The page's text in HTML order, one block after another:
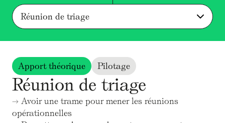
Réunion de triage
Apport théorique Pilotage
Réunion de triage
→ Avoir une trame pour mener les réunions
opérationnelles